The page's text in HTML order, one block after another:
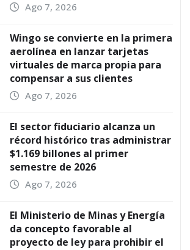
Ago 7, 2026
Wingo se convierte en la primera
aerolínea en lanzar tarjetas
virtuales de marca propia para
compensar a sus clientes
Ago 7, 2026
El sector fiduciario alcanza un
récord histórico tras administrar
$1.169 billones al primer
semestre de 2026
Ago 7, 2026
El Ministerio de Minas y Energía
da concepto favorable al
proyecto de ley para prohibir el